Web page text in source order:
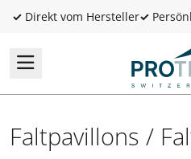
✓ Direkt vom Hersteller✓
Faltpavillons /